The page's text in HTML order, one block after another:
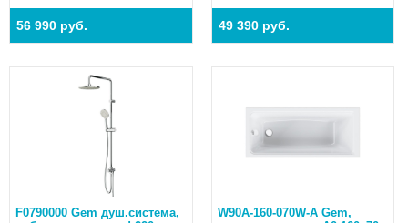
56 990 руб. 49 390 руб.
F0790000 Gem душ.система,
W90A-160-070W-A Gem,